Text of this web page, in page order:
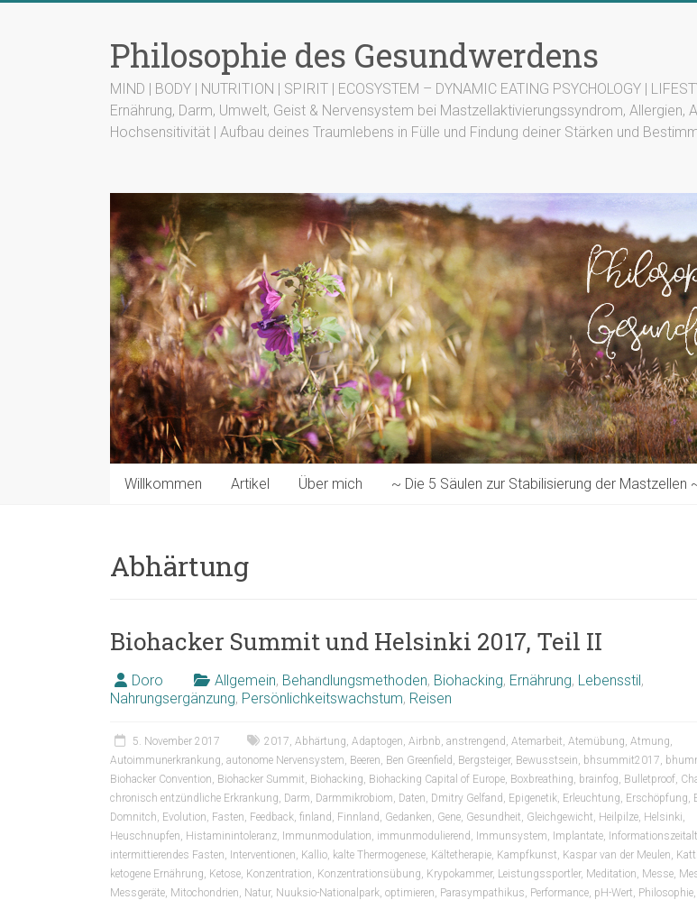
Philosophie des Gesundwerdens
MIND | BODY | NUTRITION | SPIRIT | ECOSYSTEM – DYNAMIC EATING PSYCHOLOGY |
Ernährung, Darm, Umwelt, Geist & Nervensystem bei Mastzellaktivierungssyndrom,
Hochsensitivität | Aufbau deines Traumlebens in Fülle und Findung deiner Stärken und
Willkommen Artikel Über mich ~ Die 5 Säulen zur Stabilisierung der Mastzellen
Abhärtung
Biohacker Summit und Helsinki 2017, Teil II
Doro Allgemein, Behandlungsmethoden, Biohacking, Ernährung, Lebensstil,
Nahrungsergänzung, Persönlichkeitswachstum, Reisen
5. November 2017 2017, Abhärtung, Adaptogen, Airbnb, anstrengend , Atemarbeit, Atemübung, Atmung,
Autoimmunerkrankung, autonome Nervensystem, Beeren, Ben Greenfield , Bergsteiger, Bewusstsein, bhsummit2017,
Biohacker Convention, Biohacker Summit, Biohacking, Biohacking Capital of Europe, Boxbreathing, brainfog, Bulletproof,
chronisch entzündliche Erkrankung, Darm, Darmmikrobiom, Daten, Dmitry Gelfand , Epigenetik, Erleuchtung, Erschöpfung,
Domnitch, Evolution, Fasten, Feedback, finland , Finnland , Gedanken, Gene, Gesundheit, Gleichgewicht, Heilpilze, Helsinki,
Heuschnupfen, Histaminintoleranz, Immunmodulation, immunmodulierend , Immunsystem, Implantate,
intermittierendes Fasten, Interventionen, Kallio, kalte Thermogenese, Kältetherapie, Kampfkunst, Kaspar van der Meulen,
ketogene Ernährung, Ketose, Konzentration, Konzentrationsübung, Krypokammer, Leistungssportler, Meditation, Messe,
Messgeräte, Mitochondrien, Natur, Nuuksio-Nationalpark, optimieren, Parasympathikus, Performance, pH-Wert, Philosophie,